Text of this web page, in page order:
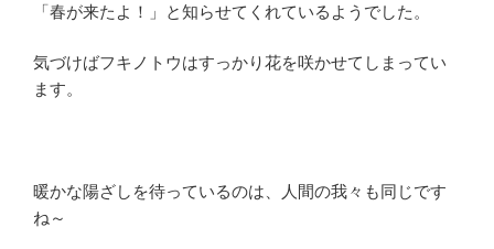
「春が来たよ！」と知らせてくれているようでした。
気づけばフキノトウはすっかり花を咲かせてしまってい
ます。
暖かな陽ざしを待っているのは、人間の我々も同じです
ね～